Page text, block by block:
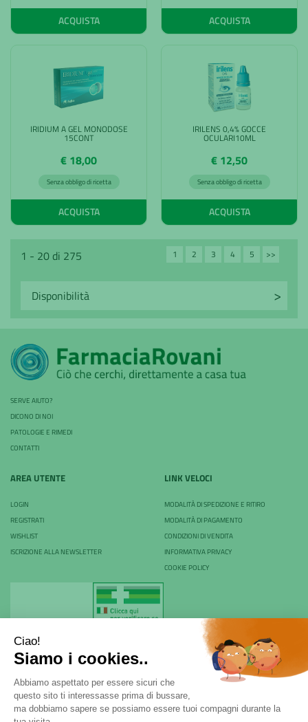
ACQUISTA ACQUISTA
IRIDIUM A GEL MONODOSE
15CONT
€ 18,00
Senza obbligo di ricetta
ACQUISTA
IRILENS 0,4% GOCCE
OCULARI10ML
€ 12,50
Senza obbligo di ricetta
ACQUISTA
1 - 20 di 275 1 2 3 4 5 >>Avanti
SERVE AIUTO?
DICONO DI NOI
PATOLOGIE E RIMEDI
CONTATTI
AREA UTENTE
LOGIN
REGISTRATI
WISHLIST
ISCRIZIONE ALLA NEWSLETTER
LINK VELOCI
MODALITÀ DI SPEDIZIONE E RITIRO
MODALITÀ DI PAGAMENTO
CONDIZIONI DI VENDITA
INFORMATIVA PRIVACY
COOKIE POLICY